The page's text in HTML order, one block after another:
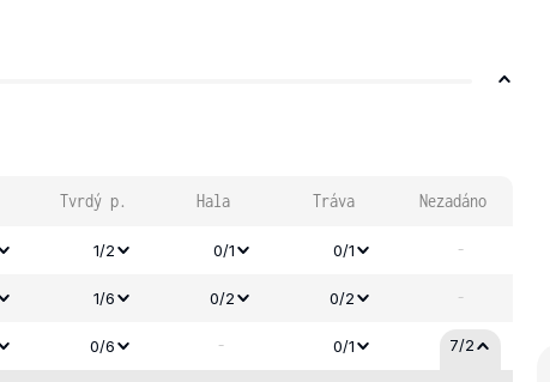
Tvrdý p. Hala Tráva Nezadáno
1/2 0/1 0/1 -
1/6 0/2 0/2 -
0/6 - 0/1 7/2